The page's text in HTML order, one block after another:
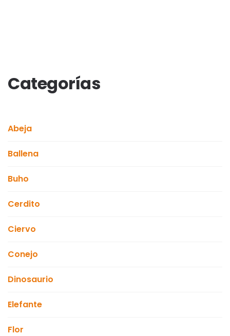
Categorías
Abeja
Ballena
Buho
Cerdito
Ciervo
Conejo
Dinosaurio
Elefante
Flor